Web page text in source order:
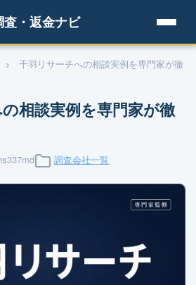
・返金ナビ
>
千羽リサーチへの相談実例を専門家が徹
相談実例を専門家が徹
調査会社一覧